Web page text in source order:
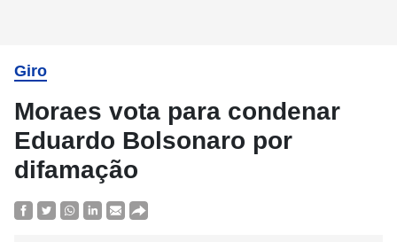
Giro
Moraes vota para condenar
Eduardo Bolsonaro por
difamação